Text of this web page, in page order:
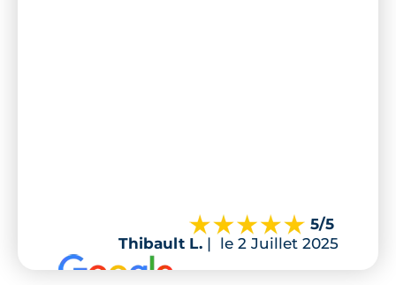
5/5
Thibault L. | le 2 Juillet 2025